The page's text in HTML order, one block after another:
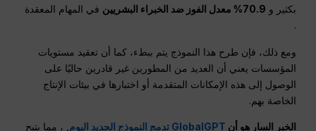
بكثير و 70.9% معدل الفوز ضد الخبراء البشريين
في المهام المعقدة
.
ومع ذلك، فإن طرح هذا النموذج يتم ببطء، كما أن تعقيد مستويات
المؤسسات يعني أن العديد من المطورين غير قادرين حاليًا على
الوصول إلى هذه الإمكانات المتقدمة أو اختبارها في بيئات الإنتاج
الخاصة بهم.
الخبر السار هو أن GlobalGPT تدمج النموذج الجديد اليوم
, ، مما يتيح